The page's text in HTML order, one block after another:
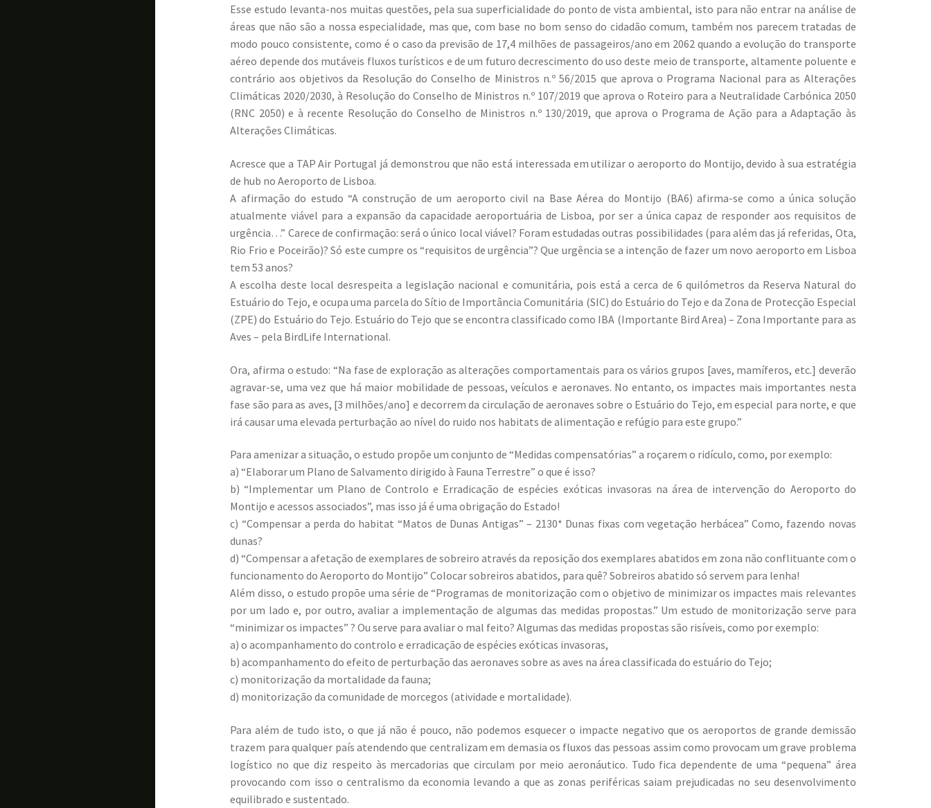
Esse estudo levanta-nos muitas questões, pela sua superficialidade do ponto de vista ambiental, isto para não entrar na análise de
áreas que não são a nossa especialidade, mas que, com base no bom senso do cidadão comum, também nos parecem tratadas de
modo pouco consistente, como é o caso da previsão de 17,4 milhões de passageiros/ano em 2062 quando a evolução do transporte
aéreo depende dos mutáveis fluxos turísticos e de um futuro decrescimento do uso deste meio de transporte, altamente poluente e
contrário aos objetivos da Resolução do Conselho de Ministros n.º 56/2015 que aprova o Programa Nacional para as Alterações
Climáticas 2020/2030, à Resolução do Conselho de Ministros n.º 107/2019 que aprova o Roteiro para a Neutralidade Carbónica 2050
(RNC 2050) e à recente Resolução do Conselho de Ministros n.º 130/2019, que aprova o Programa de Ação para a Adaptação às
Alterações Climáticas.
Acresce que a TAP Air Portugal já demonstrou que não está interessada em utilizar o aeroporto do Montijo, devido à sua estratégia
de hub no Aeroporto de Lisboa.
A afirmação do estudo “A construção de um aeroporto civil na Base Aérea do Montijo (BA6) afirma-se como a única solução
atualmente viável para a expansão da capacidade aeroportuária de Lisboa, por ser a única capaz de responder aos requisitos de
urgência…” Carece de confirmação: será o único local viável? Foram estudadas outras possibilidades (para além das já referidas, Ota,
Rio Frio e Poceirão)? Só este cumpre os “requisitos de urgência”? Que urgência se a intenção de fazer um novo aeroporto em Lisboa
tem 53 anos?
A escolha deste local desrespeita a legislação nacional e comunitária, pois está a cerca de 6 quilómetros da Reserva Natural do
Estuário do Tejo, e ocupa uma parcela do Sítio de Importância Comunitária (SIC) do Estuário do Tejo e da Zona de Protecção Especial
(ZPE) do Estuário do Tejo. Estuário do Tejo que se encontra classificado como IBA (Importante Bird Area) – Zona Importante para as
Aves – pela BirdLife International.
Ora, afirma o estudo: “Na fase de exploração as alterações comportamentais para os vários grupos [aves, mamíferos, etc.] deverão
agravar-se, uma vez que há maior mobilidade de pessoas, veículos e aeronaves. No entanto, os impactes mais importantes nesta
fase são para as aves, [3 milhões/ano] e decorrem da circulação de aeronaves sobre o Estuário do Tejo, em especial para norte, e que
irá causar uma elevada perturbação ao nível do ruido nos habitats de alimentação e refúgio para este grupo.”
Para amenizar a situação, o estudo propõe um conjunto de “Medidas compensatórias” a roçarem o ridículo, como, por exemplo:
a) “Elaborar um Plano de Salvamento dirigido à Fauna Terrestre” o que é isso?
b) “Implementar um Plano de Controlo e Erradicação de espécies exóticas invasoras na área de intervenção do Aeroporto do
Montijo e acessos associados”, mas isso já é uma obrigação do Estado!
c) “Compensar a perda do habitat “Matos de Dunas Antigas” – 2130* Dunas fixas com vegetação herbácea” Como, fazendo novas
dunas?
d) “Compensar a afetação de exemplares de sobreiro através da reposição dos exemplares abatidos em zona não conflituante com o
funcionamento do Aeroporto do Montijo” Colocar sobreiros abatidos, para quê? Sobreiros abatido só servem para lenha!
Além disso, o estudo propõe uma série de “Programas de monitorização com o objetivo de minimizar os impactes mais relevantes
por um lado e, por outro, avaliar a implementação de algumas das medidas propostas.” Um estudo de monitorização serve para
“minimizar os impactes” ? Ou serve para avaliar o mal feito? Algumas das medidas propostas são risíveis, como por exemplo:
a) o acompanhamento do controlo e erradicação de espécies exóticas invasoras,
b) acompanhamento do efeito de perturbação das aeronaves sobre as aves na área classificada do estuário do Tejo;
c) monitorização da mortalidade da fauna;
d) monitorização da comunidade de morcegos (atividade e mortalidade).
Para além de tudo isto, o que já não é pouco, não podemos esquecer o impacte negativo que os aeroportos de grande demissão
trazem para qualquer país atendendo que centralizam em demasia os fluxos das pessoas assim como provocam um grave problema
logístico no que diz respeito às mercadorias que circulam por meio aeronáutico. Tudo fica dependente de uma “pequena” área
provocando com isso o centralismo da economia levando a que as zonas periféricas saiam prejudicadas no seu desenvolvimento
equilibrado e sustentado.